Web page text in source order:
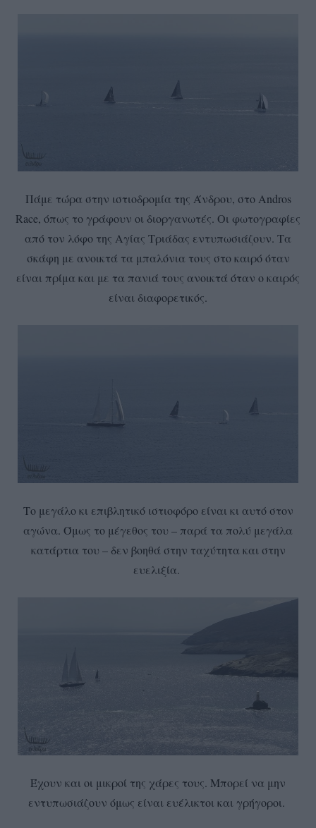
Πάμε τώρα στην ιστιοδρομία της Άνδρου, στο Andros
Race, όπως το γράφουν οι διοργανωτές. Οι φωτογραφίες
από τον λόφο της Αγίας Τριάδας εντυπωσιάζουν. Τα
σκάφη με ανοικτά τα μπαλόνια τους στο καιρό όταν
είναι πρίμα και με τα πανιά τους ανοικτά όταν ο καιρός
είναι διαφορετικός.
Το μεγάλο κι επιβλητικό ιστιοφόρο είναι κι αυτό στον
αγώνα. Όμως το μέγεθος του – παρά τα πολύ μεγάλα
κατάρτια του – δεν βοηθά στην ταχύτητα και στην
ευελιξία.
Έχουν και οι μικροί της χάρες τους. Μπορεί να μην
εντυπωσιάζουν όμως είναι ευέλικτοι και γρήγοροι.